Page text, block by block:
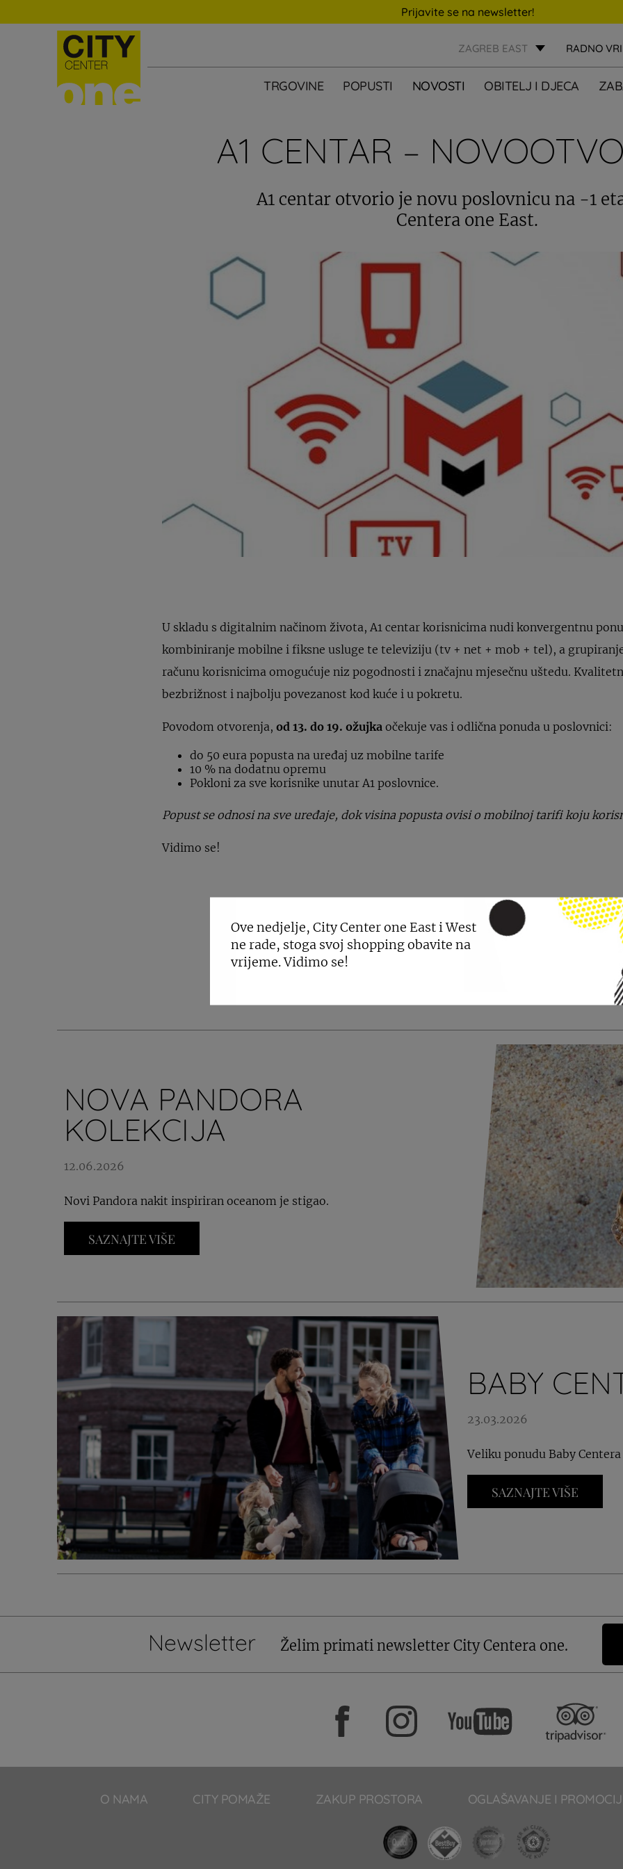
Prijavite se na newsletter!
ZAGREB EAST RADNO
TRGOVINE POPUSTI NOVOSTI OBITELJ I DJECA
A1 CENTAR –
A1 centar otvorio je novu poslovnicu na -1
Centera one East.
U skladu s digitalnim načinom života, A1 centar korisnicima nudi konvergentnu
kombiniranje mobilne i fiksne usluge te televiziju (tv + net + mob + tel), a
računu korisnicima omogućuje niz pogodnosti i značajnu mjesečnu uštedu.
bezbrižnost i najbolju povezanost kod kuće i u pokretu.
Povodom otvorenja,od 13. do 19. ožujka očekuje vas i odlična ponuda u poslovnici:
do 50 eura popusta na uređaj uz mobilne tarife
10 % na dodatnu opremu
Pokloni za sve korisnike unutar A1 poslovnice.
Popust se odnosi na sve uređaje, dok visina popusta ovisi o mobilnoj tarifi koju
Vidimo se!
POGLEDAJTE JOŠ
NOVA PANDORA
KOLEKCIJA
12.06.2026
Novi Pandora nakit inspiriran oceanom je stigao.
SAZNAJTE VIŠE
BABY
23.03.2026
Veliku ponudu Baby
SAZNAJTE VIŠE
Newsletter Želim primati newsletter City Centera one.
O NAMA CITY POMAŽE ZAKUP PROSTORA OGLAŠAVANJE I
Ove nedjelje, City Center one East i West
ne rade, stoga svoj shopping obavite na
vrijeme. Vidimo se!